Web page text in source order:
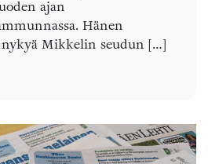
ajan
Hänen
Mikkelin seudun […]